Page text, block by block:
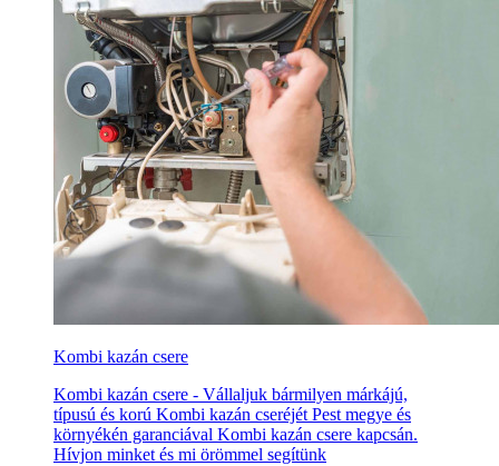
Kombi kazán csere
Kombi kazán csere - Vállaljuk bármilyen márkájú,
típusú és korú Kombi kazán cseréjét Pest megye és
környékén garanciával Kombi kazán csere kapcsán.
Hívjon minket és mi örömmel segítünk